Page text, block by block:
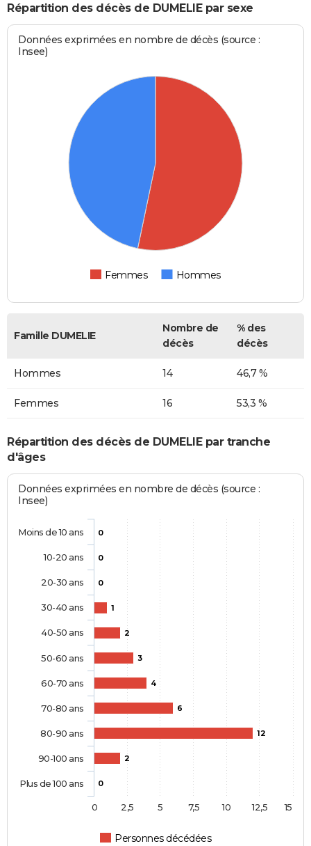
Répartition des décès de DUMELIE par sexe
Données exprimées en nombre de décès (source :
Insee)
Femmes Hommes
Famille DUMELIE
Nombre de
décès
% des
décès
Hommes 14 46,7 %
Femmes 16 53,3 %
Répartition des décès de DUMELIE par tranche
d'âges
Données exprimées en nombre de décès (source :
Insee)
0
0
0
1
2
3
4
6
12
2
0
Personnes décédées
Moins de 10 ans
10-20 ans
20-30 ans
30-40 ans
40-50 ans
50-60 ans
60-70 ans
70-80 ans
80-90 ans
90-100 ans
Plus de 100 ans
0 2,5 5 7,5 10 12,5 15